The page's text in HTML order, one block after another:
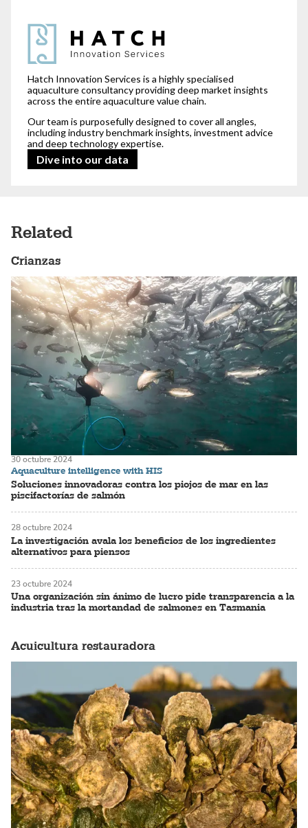
Hatch Innovation Services is a highly specialised
aquaculture consultancy providing deep market insights
across the entire aquaculture value chain.
Our team is purposefully designed to cover all angles,
including industry benchmark insights, investment advice
and deep technology expertise.
Dive into our data
Related
Crianzas
Aquaculture intelligence with HIS
Soluciones innovadoras contra los piojos de mar en las
piscifactorías de salmón
30 octubre 2024
La investigación avala los beneficios de los ingredientes
alternativos para piensos
28 octubre 2024
Una organización sin ánimo de lucro pide transparencia a la
industria tras la mortandad de salmones en Tasmania
23 octubre 2024
Acuicultura restauradora